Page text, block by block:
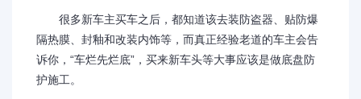
很多新车主买车之后，都知道该去装防盗器、贴防爆
隔热膜、封釉和改装内饰等，而真正经验老道的车主会告
诉你，“车烂先烂底”，买来新车头等大事应该是做底盘防
护施工。